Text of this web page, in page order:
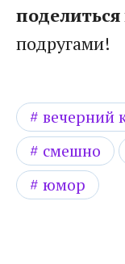
поделиться
подругами!
вечерний
смешно
юмор